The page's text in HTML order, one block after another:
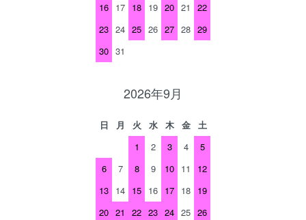
16 17 18 19 20 21
22
23 24 25 26 27 28 29
30 31
2026年9月
日 月 火 水 木 金
土
1
2 3 4
5
6
7 8 9 10 11
12
13 14 15 16 17 18 19
20 21 22 23 24 25 26